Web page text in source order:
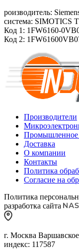
роизводитель:
система: SIMOTICS T
Код 1: 1FW6160-
Код 2:
Производители
Промышленное
Доставка
О компании
Контакты
Политика
Согласие на
Политика
разработка сайта
г. Москва
индекс: 117587